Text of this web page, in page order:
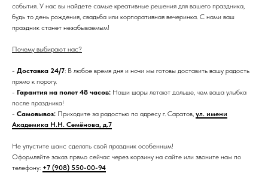
события. У нас вы найдете самые креативные решения для вашего праздника,
будь то день рождения, свадьба или корпоративная вечеринка. С нами ваш
праздник станет незабываемым!
Почему выбирают нас?
- Доставка 24/7: В любое время дня и ночи мы готовы доставить вашу радость
прямо к порогу.
- Гарантия на полет 48 часов: Наши шары летают дольше, чем ваша улыбка
после праздника!
- Самовывоз: Приходите за радостью по адресу г. Саратов, ул. имени
Академика Н.Н. Семёнова, д.7
Не упустите шанс сделать свой праздник особенным!
Оформляйте заказ прямо сейчас через корзину на сайте или звоните нам по
телефону: +7 (908) 550-00-94